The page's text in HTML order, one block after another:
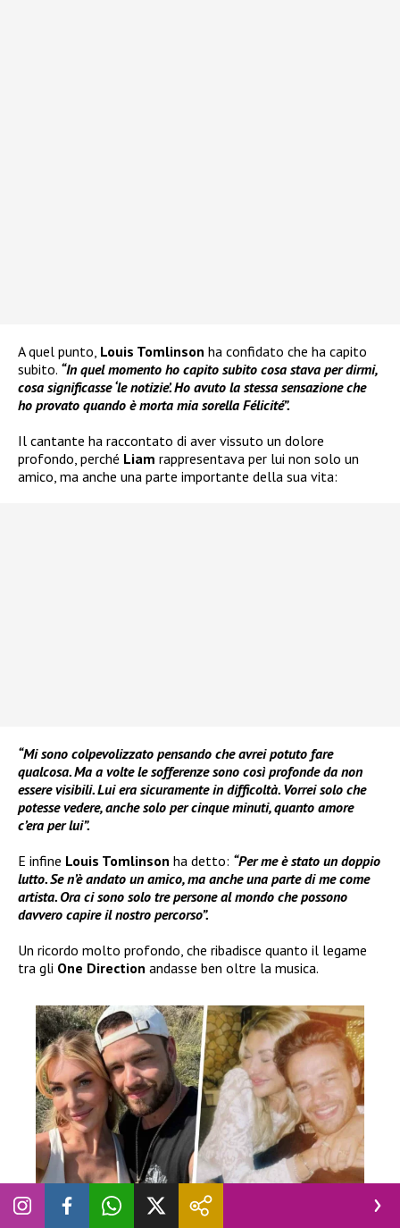
A quel punto, Louis Tomlinson ha confidato che ha capito
subito. “In quel momento ho capito subito cosa stava per dirmi,
cosa significasse ‘le notizie’. Ho avuto la stessa sensazione che
ho provato quando è morta mia sorella Félicité”.
Il cantante ha raccontato di aver vissuto un dolore
profondo, perché Liam rappresentava per lui non solo un
amico, ma anche una parte importante della sua vita:
“Mi sono colpevolizzato pensando che avrei potuto fare
qualcosa. Ma a volte le sofferenze sono così profonde da non
essere visibili. Lui era sicuramente in difficoltà. Vorrei solo che
potesse vedere, anche solo per cinque minuti, quanto amore
c’era per lui”.
E infine Louis Tomlinson ha detto: “Per me è stato un doppio
lutto. Se n’è andato un amico, ma anche una parte di me come
artista. Ora ci sono solo tre persone al mondo che possono
davvero capire il nostro percorso”.
Un ricordo molto profondo, che ribadisce quanto il legame
tra gli One Direction andasse ben oltre la musica.
NEWS |SOCIAL